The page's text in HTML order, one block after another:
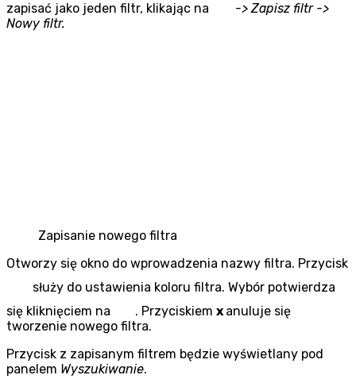
zapisać jako jeden filtr, klikając na
-> Zapisz filtr ->
Nowy filtr.
Zapisanie nowego filtra
Otworzy się okno do wprowadzenia nazwy filtra. Przycisk
służy do ustawienia koloru filtra. Wybór potwierdza
się kliknięciem na
. Przyciskiem x anuluje się
tworzenie nowego filtra.
Przycisk z zapisanym filtrem będzie wyświetlany pod
panelem Wyszukiwanie.